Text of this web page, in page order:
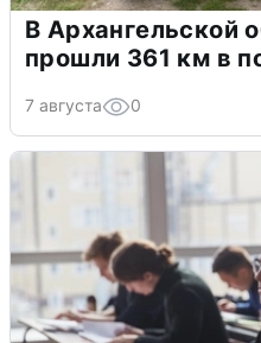
В Архангельской
прошли 361 км в
7 августа 0